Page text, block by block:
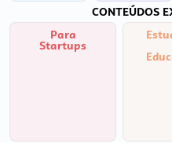
CONTEÚDOS
Para
Startups